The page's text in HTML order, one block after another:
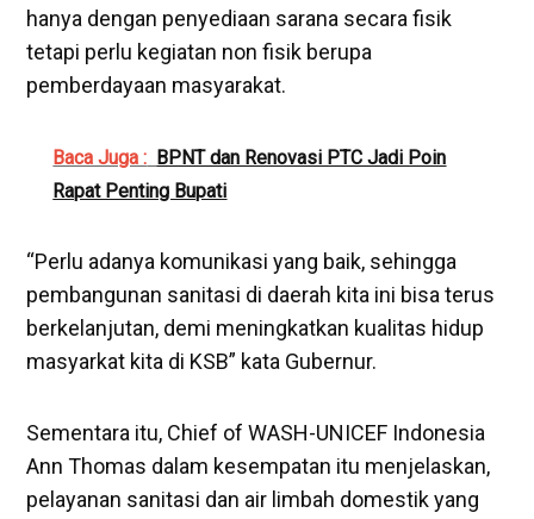
hanya dengan penyediaan sarana secara fisik
tetapi perlu kegiatan non fisik berupa
pemberdayaan masyarakat.
Baca Juga : BPNT dan Renovasi PTC Jadi Poin
Rapat Penting Bupati
“Perlu adanya komunikasi yang baik, sehingga
pembangunan sanitasi di daerah kita ini bisa terus
berkelanjutan, demi meningkatkan kualitas hidup
masyarkat kita di KSB” kata Gubernur.
Sementara itu, Chief of WASH-UNICEF Indonesia
Ann Thomas dalam kesempatan itu menjelaskan,
pelayanan sanitasi dan air limbah domestik yang